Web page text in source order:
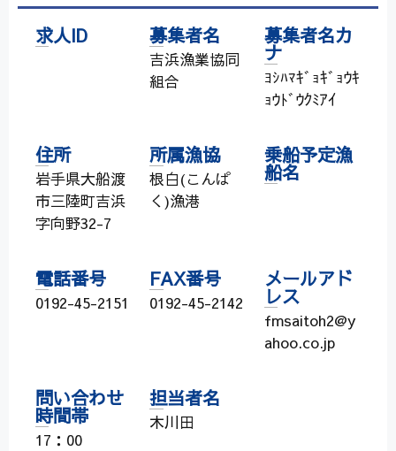
求人ID 募集者名
吉浜漁業協同
組合
募集者名カ
ナ
ﾖｼﾊﾏｷﾞｮｷﾞｮｳｷ
ｮｳﾄﾞｳｸﾐｱｲ
住所
岩手県大船渡
市三陸町吉浜
字向野32-7
所属漁協
根白(こんぱ
く)漁港
乗船予定漁
船名
電話番号
0192-45-2151
FAX番号
0192-45-2142
メールアド
レス
fmsaitoh2@y
ahoo.co.jp
問い合わせ
時間帯
17：00
担当者名
木川田